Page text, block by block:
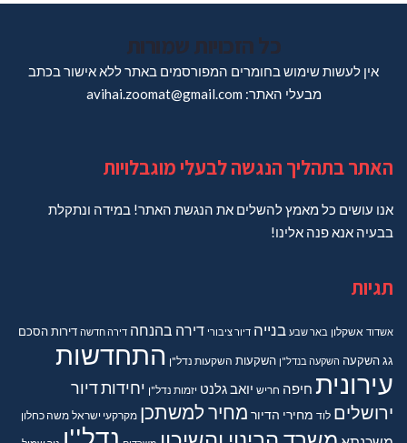
כל הזכויות שמורות
אין לעשות שימוש בחומרים המפורסמים באתר ללא אישור בכתב
מבעלי האתר: avihai.zoomat@gmail.com
האתר בתהליך הנגשה לבעלי מוגבלויות
אנו עושים כל מאמץ להשלים את הנגשת האתר! במידה ונתקלת
בבעיה אנא פנה אלינו!
תגיות
אשדוד אשקלון באר שבע בנייה דיור ציבורי דירה בהנחה דירה חדשה דירותהסכם
גגהשקעה השקעה בנדל"ן השקעות השקעות נדל"ן התחדשות
עירונית חיפה חריש יואב גלנט יזמות נדל"ן יחידות דיור
ירושלים לוד מחירי הדיור מחיר למשתכן מקרקעי ישראל משה כחלון